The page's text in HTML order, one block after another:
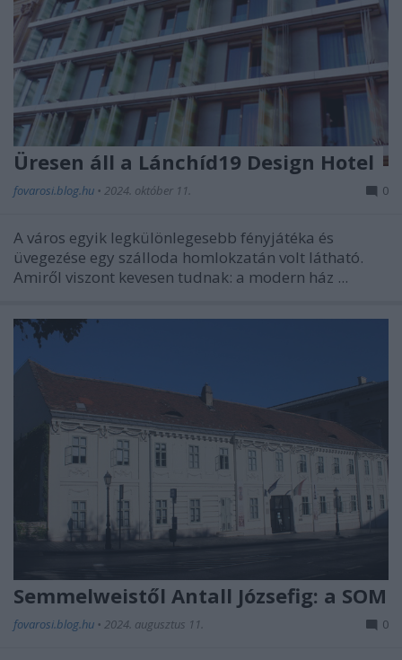
Üresen áll a Lánchíd19 Design Hotel
fovarosi.blog.hu • 2024. október 11. 0
A város egyik legkülönlegesebb fényjátéka és
üvegezése egy szálloda homlokzatán volt látható.
Amiről viszont kevesen tudnak: a modern ház ...
Semmelweistől Antall Józsefig: a SOM
fovarosi.blog.hu • 2024. augusztus 11. 0